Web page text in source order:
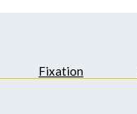
Fixation